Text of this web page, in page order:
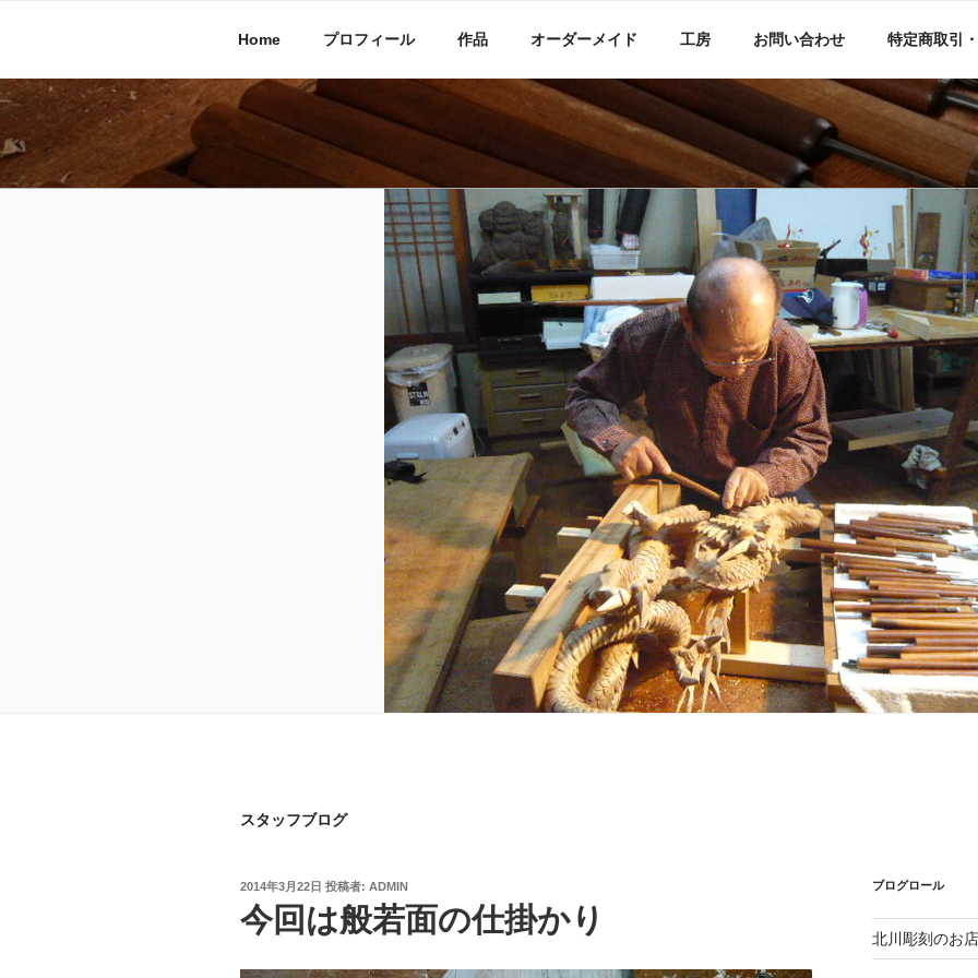
ン
ツ
へ
ス
キ
木彫刻の北川彫刻 仏像・獅子頭・欄間
製造・販売
金沢の木彫刻 井波流彫刻と作品紹介・販売（欄間,仏像,山車,獅子頭,不動明王など）。神社
Home プロフィール 作品 オーダーメイド 工房 お問い合わせ 特定商取引
スタッフブログ
投
日:
2014年3月22日 投稿者: ADMIN
今回は般若面の仕掛かり
ブログロール
北川彫刻のお